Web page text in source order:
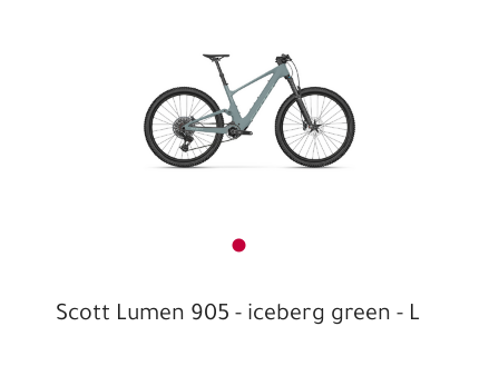
Scott Lumen 905 - iceberg green - L